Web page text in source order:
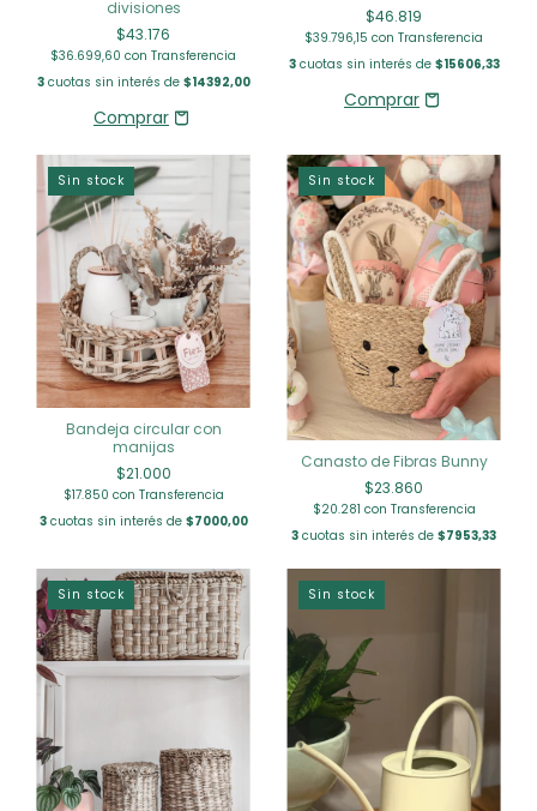
divisiones
$43.176
$36.699,60 con Transferencia
3cuotas sin interés de $14392,00
$46.819
$39.796,15 con Transferencia
3cuotas sin interés de $15606,33
Sin stock
Bandeja circular con
manijas
$21.000
$17.850 con Transferencia
3cuotas sin interés de $7000,00
Sin stock
Canasto de Fibras Bunny
$23.860
$20.281 con Transferencia
3 cuotas sin interés de $7953,33
Sin stock Sin stock